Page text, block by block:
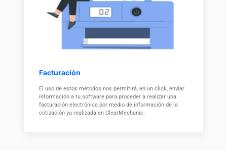
Facturación
El uso de estos métodos nos permitirá, en un click, envíar
información a tu software para proceder a realizar una
facturación electrónica por medio de información de la
cotización ya realizada en ClearMechanic.